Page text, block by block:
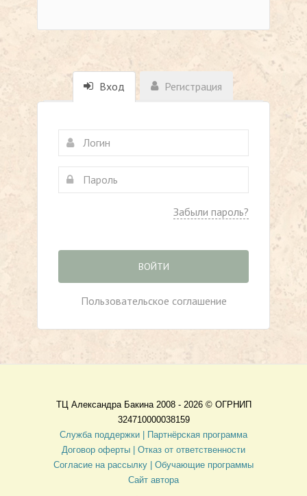
Вход Регистрация
Забыли пароль?
ВОЙТИ
Пользовательское соглашение
ТЦ Александра Бакина 2008 - 2026 © ОГРНИП
324710000038159
Служба поддержки |
Партнёрская программа
Договор оферты
| Отказ от ответственности
Согласие на рассылку | Обучающие программы
Сайт автора